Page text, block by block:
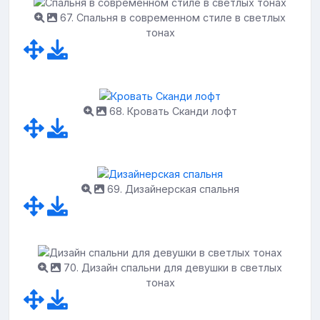
67. Спальня в современном стиле в светлых
тонах
68. Кровать Сканди лофт
69. Дизайнерская спальня
70. Дизайн спальни для девушки в светлых
тонах